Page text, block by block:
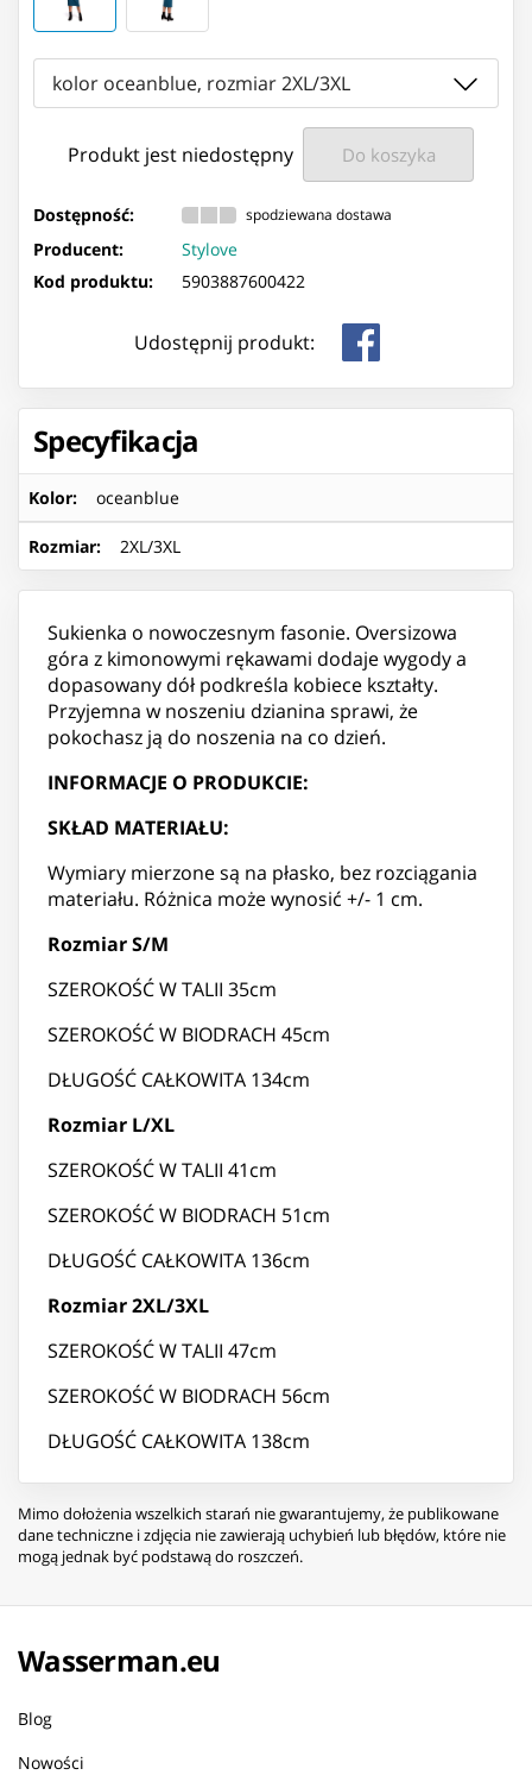
kolor oceanblue, rozmiar 2XL/3XL
Produkt jest niedostępny Do koszyka
Dostępność: spodziewana dostawa
Producent:
Stylove
Kod produktu:
5903887600422
Udostępnij produkt:
Specyfikacja
Kolor: oceanblue
Rozmiar: 2XL/3XL
Sukienka o nowoczesnym fasonie. Oversizowa
góra z kimonowymi rękawami dodaje wygody a
dopasowany dół podkreśla kobiece kształty.
Przyjemna w noszeniu dzianina sprawi, że
pokochasz ją do noszenia na co dzień.
INFORMACJE O PRODUKCIE:
SKŁAD MATERIAŁU:
Wymiary mierzone są na płasko, bez rozciągania
materiału. Różnica może wynosić +/- 1 cm.
Rozmiar S/M
SZEROKOŚĆ W TALII 35cm
SZEROKOŚĆ W BIODRACH 45cm
DŁUGOŚĆ CAŁKOWITA 134cm
Rozmiar L/XL
SZEROKOŚĆ W TALII 41cm
SZEROKOŚĆ W BIODRACH 51cm
DŁUGOŚĆ CAŁKOWITA 136cm
Rozmiar 2XL/3XL
SZEROKOŚĆ W TALII 47cm
SZEROKOŚĆ W BIODRACH 56cm
DŁUGOŚĆ CAŁKOWITA 138cm
Mimo dołożenia wszelkich starań nie gwarantujemy, że publikowane
dane techniczne i zdjęcia nie zawierają uchybień lub błędów, które nie
mogą jednak być podstawą do roszczeń.
Wasserman.eu
Blog
Nowości